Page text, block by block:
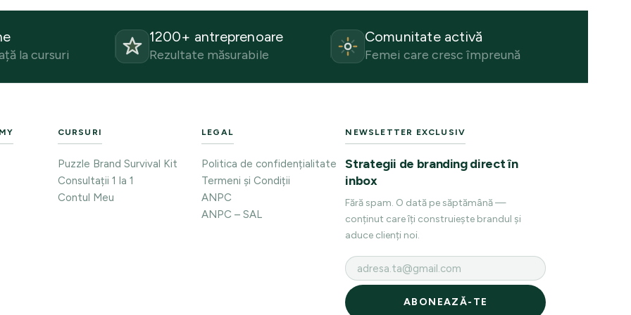
la cursuri
1200+ antreprenoare
Rezultate măsurabile
Comunitate activă
Femei care cresc împreună
CURSURI
Puzzle Brand Survival Kit
Consultații 1 la 1
Contul Meu
LEGAL
Politica de confidențialitate
Termeni și Condiții
ANPC
ANPC – SAL
NEWSLETTER EXCLUSIV
Strategii de branding direct în
inbox
Fără spam. O dată pe săptămână —
conținut care îți construiește brandul și
aduce clienți noi.